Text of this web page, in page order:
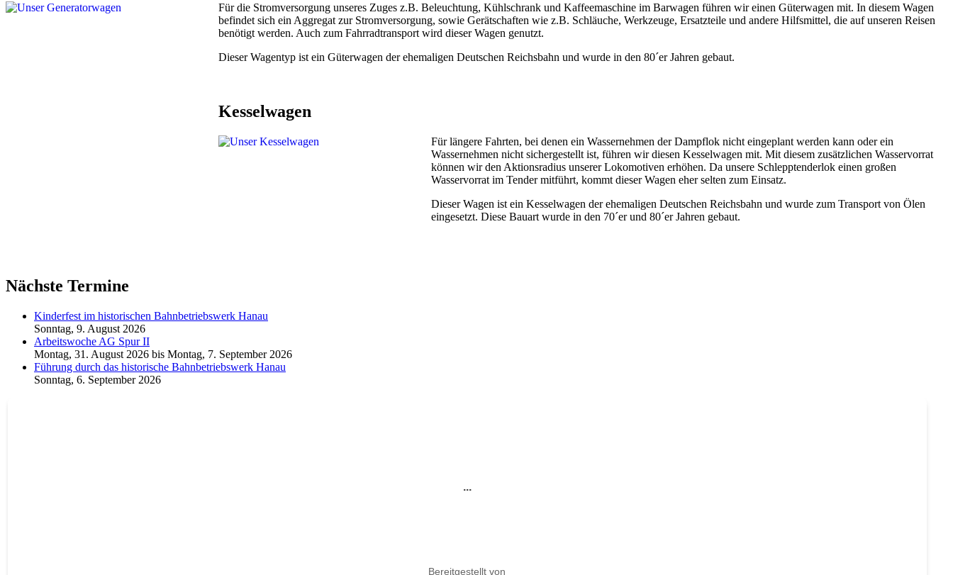
Für die Stromversorgung unseres Zuges z.B. Beleuchtung, Kühlschrank und Kaffeemaschine im Barwagen führen wir einen Güterwagen mit. In diesem Wagen
befindet sich ein Aggregat zur Stromversorgung, sowie Gerätschaften wie z.B. Schläuche, Werkzeuge, Ersatzteile und andere Hilfsmittel, die auf unseren Reisen
benötigt werden. Auch zum Fahrradtransport wird dieser Wagen genutzt.
Dieser Wagentyp ist ein Güterwagen der ehemaligen Deutschen Reichsbahn und wurde in den 80´er Jahren gebaut.
Kesselwagen
Für längere Fahrten, bei denen ein Wassernehmen der Dampflok nicht eingeplant werden kann oder ein
Wassernehmen nicht sichergestellt ist, führen wir diesen Kesselwagen mit. Mit diesem zusätzlichen Wasservorrat
können wir den Aktionsradius unserer Lokomotiven erhöhen. Da unsere Schlepptenderlok einen großen
Wasservorrat im Tender mitführt, kommt dieser Wagen eher selten zum Einsatz.
Dieser Wagen ist ein Kesselwagen der ehemaligen Deutschen Reichsbahn und wurde zum Transport von Ölen
eingesetzt. Diese Bauart wurde in den 70´er und 80´er Jahren gebaut.
Nächste Termine
Kinderfest im historischen Bahnbetriebswerk Hanau
Sonntag, 9. August 2026
Arbeitswoche AG Spur II
Montag, 31. August 2026 bis Montag, 7. September 2026
Führung durch das historische Bahnbetriebswerk Hanau
Sonntag, 6. September 2026